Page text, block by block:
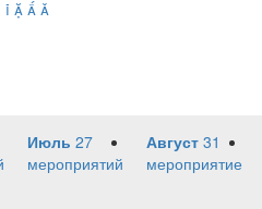
   
Июль 27
мероприятий
Август 31
мероприятие